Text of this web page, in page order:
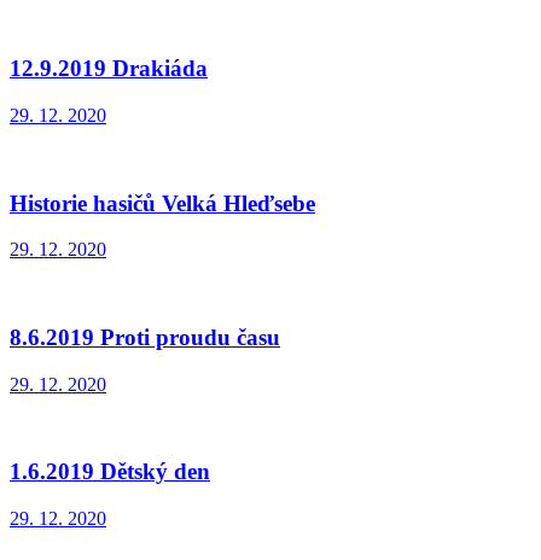
12.9.2019 Drakiáda
29. 12. 2020
Historie hasičů Velká Hleďsebe
29. 12. 2020
8.6.2019 Proti proudu času
29. 12. 2020
1.6.2019 Dětský den
29. 12. 2020